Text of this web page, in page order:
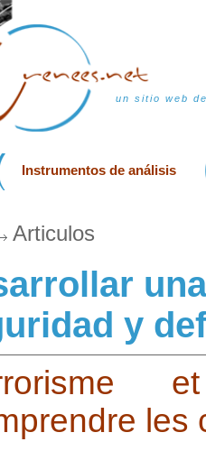
un sitio web
Instrumentos de análisis
Articulos
y
les